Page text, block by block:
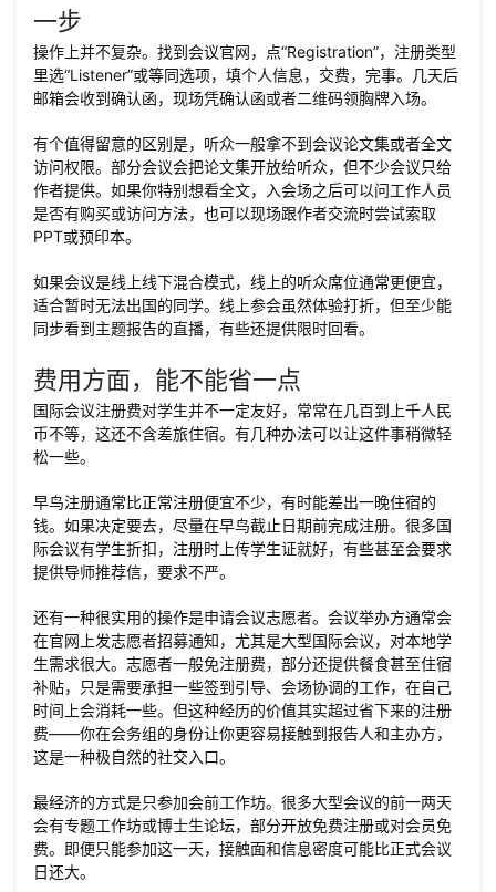
一步
操作上并不复杂。找到会议官网，点“Registration”，注册类型
里选“Listener”或等同选项，填个人信息，交费，完事。几天后
邮箱会收到确认函，现场凭确认函或者二维码领胸牌入场。
有个值得留意的区别是，听众一般拿不到会议论文集或者全文
访问权限。部分会议会把论文集开放给听众，但不少会议只给
作者提供。如果你特别想看全文，入会场之后可以问工作人员
是否有购买或访问方法，也可以现场跟作者交流时尝试索取
PPT或预印本。
如果会议是线上线下混合模式，线上的听众席位通常更便宜，
适合暂时无法出国的同学。线上参会虽然体验打折，但至少能
同步看到主题报告的直播，有些还提供限时回看。
费用方面，能不能省一点
国际会议注册费对学生并不一定友好，常常在几百到上千人民
币不等，这还不含差旅住宿。有几种办法可以让这件事稍微轻
松一些。
早鸟注册通常比正常注册便宜不少，有时能差出一晚住宿的
钱。如果决定要去，尽量在早鸟截止日期前完成注册。很多国
际会议有学生折扣，注册时上传学生证就好，有些甚至会要求
提供导师推荐信，要求不严。
还有一种很实用的操作是申请会议志愿者。会议举办方通常会
在官网上发志愿者招募通知，尤其是大型国际会议，对本地学
生需求很大。志愿者一般免注册费，部分还提供餐食甚至住宿
补贴，只是需要承担一些签到引导、会场协调的工作，在自己
时间上会消耗一些。但这种经历的价值其实超过省下来的注册
费——你在会务组的身份让你更容易接触到报告人和主办方，
这是一种极自然的社交入口。
最经济的方式是只参加会前工作坊。很多大型会议的前一两天
会有专题工作坊或博士生论坛，部分开放免费注册或对会员免
费。即便只能参加这一天，接触面和信息密度可能比正式会议
日还大。